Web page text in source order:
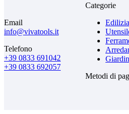
Email
info@vivatools.it
Telefono
+39 0833 691042
+39 0833 692057
Categorie
Edilizia
Metodi di